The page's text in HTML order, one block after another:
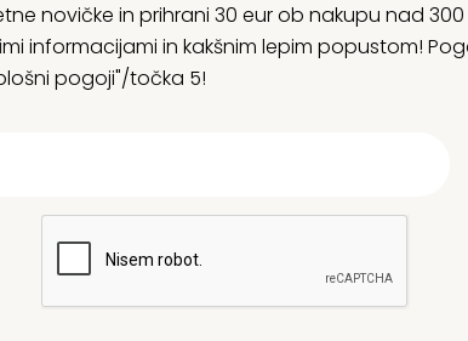
novičke in prihrani 30 eur ob nakupu nad
informacijami in kakšnim lepim popustom!
pogoji"/točka 5!